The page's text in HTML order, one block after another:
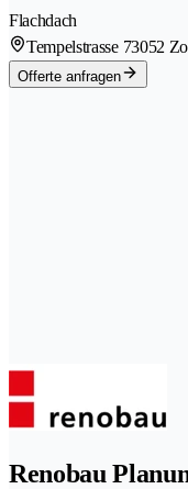
Flachdach
Tempelstrasse 73052
Offerte anfragen
Renobau